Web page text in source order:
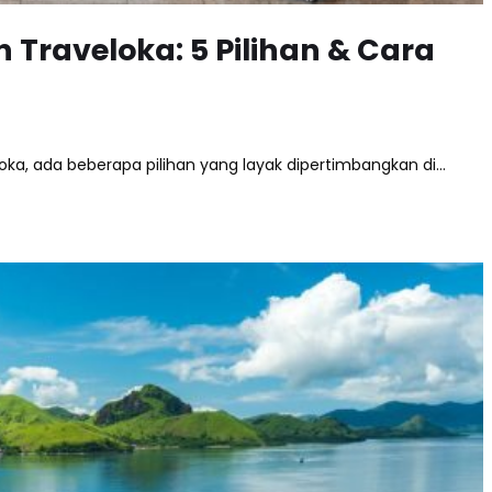
Traveloka: 5 Pilihan & Cara
ada beberapa pilihan yang layak dipertimbangkan di…